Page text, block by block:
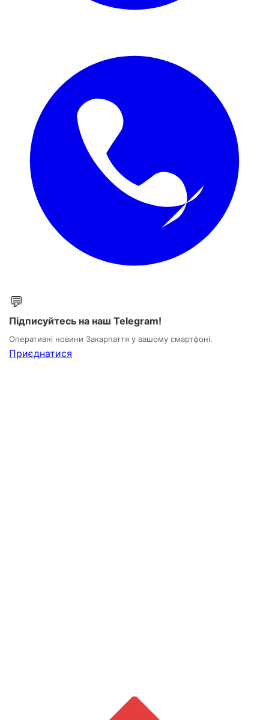
💬
Підписуйтесь на наш Telegram!
Оперативні новини Закарпаття у вашому смартфоні.
Приєднатися